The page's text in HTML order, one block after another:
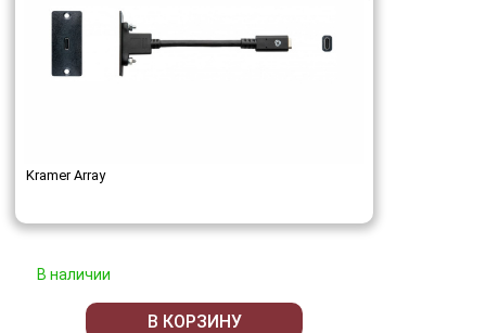
Kramer Array
В наличии
В КОРЗИНУ